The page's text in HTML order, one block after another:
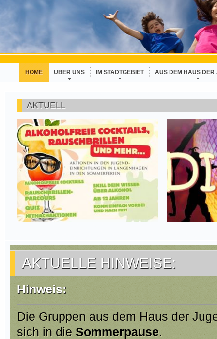
HOME ÜBER UNS IM STADTGEBIET AUS DEM HAUS DER
AKTUELL
AKTUELLE HINWEISE:
Hinweis:
Die Gruppen aus dem Haus der
sich in die Sommerpause.